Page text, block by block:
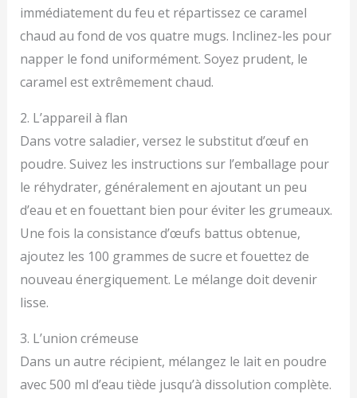
immédiatement du feu et répartissez ce caramel
chaud au fond de vos quatre mugs. Inclinez-les pour
napper le fond uniformément. Soyez prudent, le
caramel est extrêmement chaud.
2. L’appareil à flan
Dans votre saladier, versez le substitut d’œuf en
poudre. Suivez les instructions sur l’emballage pour
le réhydrater, généralement en ajoutant un peu
d’eau et en fouettant bien pour éviter les grumeaux.
Une fois la consistance d’œufs battus obtenue,
ajoutez les 100 grammes de sucre et fouettez de
nouveau énergiquement. Le mélange doit devenir
lisse.
3. L’union crémeuse
Dans un autre récipient, mélangez le lait en poudre
avec 500 ml d’eau tiède jusqu’à dissolution complète.